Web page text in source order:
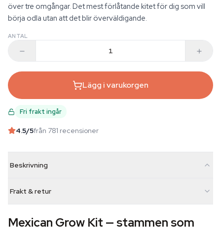
över tre omgångar. Det mest förlåtande kitet för dig som vill
börja odla utan att det blir överväldigande.
ANTAL
Lägg i varukorgen
Fri frakt ingår
4.5/5från 781 recensioner
Beskrivning
Frakt & retur
Mexican Grow Kit — stammen som